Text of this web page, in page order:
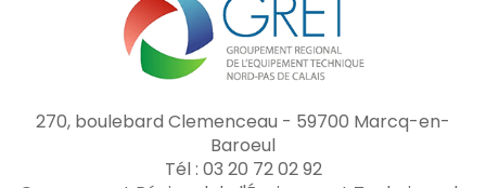
270, boulebard Clemenceau - 59700 Marcq-en-
Baroeul
Tél : 03 20 72 02 92